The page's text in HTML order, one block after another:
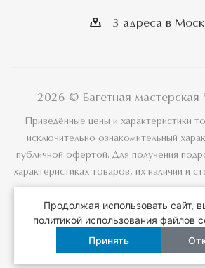
3 адреса в
2026 © Багетная мастерская
Приведённые цены и характеристики
исключительно ознакомительный
публичной офертой. Для получения
характеристиках товаров, их наличии и
связаться с менеджерами
Продолжая использовать сайт,
политикой использования файлов
Принять